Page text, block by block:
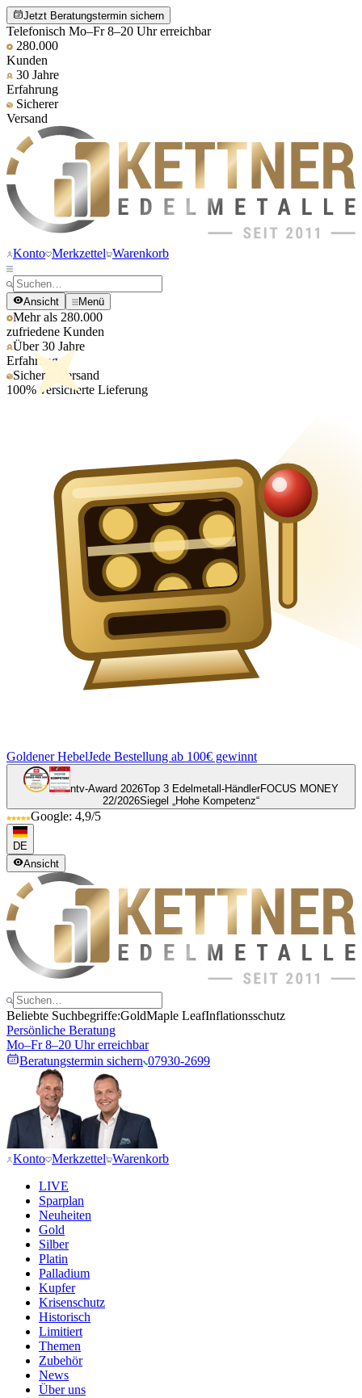
Jetzt Beratungstermin sichern
Telefonisch Mo–Fr 8–20 Uhr erreichbar
280.000
Kunden
30 Jahre
Erfahrung
Sicherer
Versand
Konto Merkzettel Warenkorb
Ansicht Menü
Mehr als 280.000
zufriedene Kunden
Über 30 Jahre
Erfahrung
Sicherer Versand
100% versicherte Lieferung
Goldener HebelJede Bestellung ab 100€ gewinnt
ntv-Award 2026Top 3 Edelmetall-HändlerFOCUS MONEY
22/2026Siegel „Hohe Kompetenz“
Google: 4,9/5
DE
Ansicht
Beliebte Suchbegriffe:GoldMaple LeafInflationsschutz
Persönliche Beratung
Mo–Fr 8–20 Uhr erreichbar
Beratungstermin sichern 07930-2699
Konto Merkzettel Warenkorb
LIVE
Sparplan
Neuheiten
Gold
Silber
Platin
Palladium
Kupfer
Krisenschutz
Historisch
Limitiert
Themen
Zubehör
News
Über uns